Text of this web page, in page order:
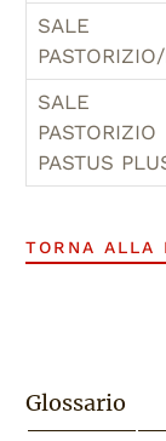
SALE
SALE
PASTORIZIO
PASTUS
TORNA ALLA
Glossario